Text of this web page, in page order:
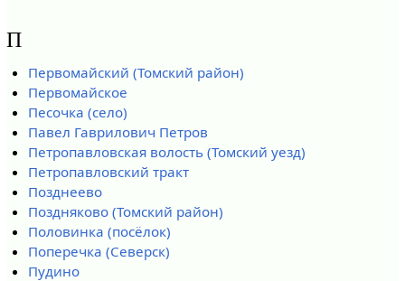
П
Первомайский (Томский район)
Первомайское
Песочка (село)
Павел Гаврилович Петров
Петропавловская волость (Томский уезд)
Петропавловский тракт
Позднеево
Поздняково (Томский район)
Половинка (посёлок)
Поперечка (Северск)
Пудино